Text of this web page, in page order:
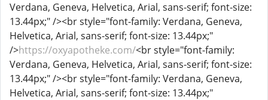
Verdana, Geneva, Helvetica, Arial, sans-serif; font-size:
13.44px;" /><br style="font-family: Verdana, Geneva,
Helvetica, Arial, sans-serif; font-size: 13.44px;"
/>https://oxyapotheke.com/<br style="font-family:
Verdana, Geneva, Helvetica, Arial, sans-serif; font-size:
13.44px;" /><br style="font-family: Verdana, Geneva,
Helvetica, Arial, sans-serif; font-size: 13.44px;"